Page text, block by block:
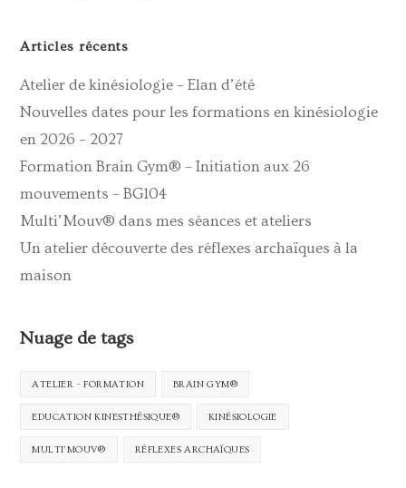
Articles récents
Atelier de kinésiologie – Elan d’été
Nouvelles dates pour les formations en kinésiologie
en 2026 – 2027
Formation Brain Gym® – Initiation aux 26
mouvements – BG104
Multi’Mouv® dans mes séances et ateliers
Un atelier découverte des réflexes archaïques à la
maison
Nuage de tags
ATELIER - FORMATION BRAIN GYM®
EDUCATION KINESTHÉSIQUE® KINÉSIOLOGIE
MULTI'MOUV® RÉFLEXES ARCHAÏQUES